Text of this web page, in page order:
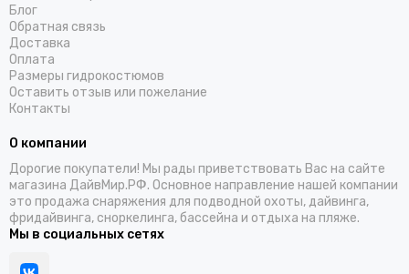
Блог
Обратная связь
Доставка
Оплата
Размеры гидрокостюмов
Оставить отзыв или пожелание
Контакты
О компании
Дорогие покупатели! Мы рады приветствовать Вас на сайте
магазина ДайвМир.РФ. Основное направление нашей компании
это продажа снаряжения для подводной охоты, дайвинга,
фридайвинга, сноркелинга, бассейна и отдыха на пляже.
Мы в социальных сетях